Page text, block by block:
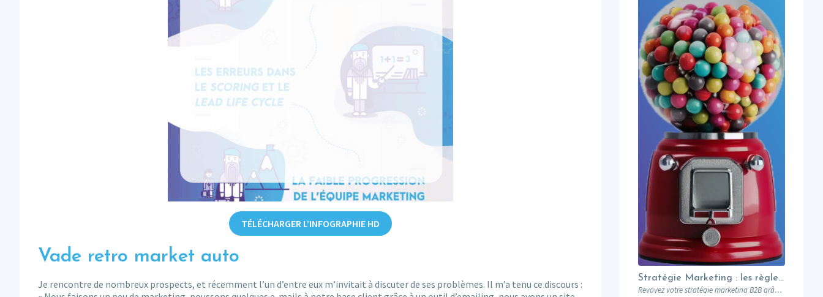
TÉLÉCHARGER L’INFOGRAPHIE HD
Vade retro market auto
Je rencontre de nombreux prospects, et récemment l’un d’entre eux m’invitait à discuter de ses problèmes. Il m’a tenu ce discours :
Stratégie Marketing : les règles du Nouveau Manuel B2B selon Jon Miller
Revoyez votre stratégie marketing B2B grâce aux nouvelles règles établies par Jon Miller. Apprenez des erreurs du passé pour réussir dans un marché en constante évolution.